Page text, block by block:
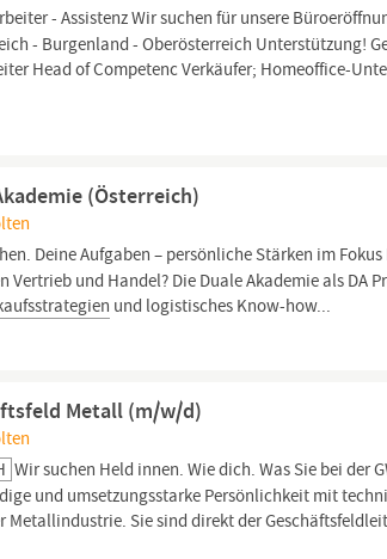
- Assistenz Wir suchen für unsere
- Burgenland - Oberösterreich Unterstützung!
Head of Competenc Verkäufer; Homeoffice-
(Österreich)
Deine Aufgaben – persönliche Stärken im
und Handel? Die Duale Akademie als DA
und logistisches Know-how...
Metall (m/w/d)
Wir suchen Held innen. Wie dich. Was Sie bei der
und umsetzungsstarke Persönlichkeit mit
Sie sind direkt der